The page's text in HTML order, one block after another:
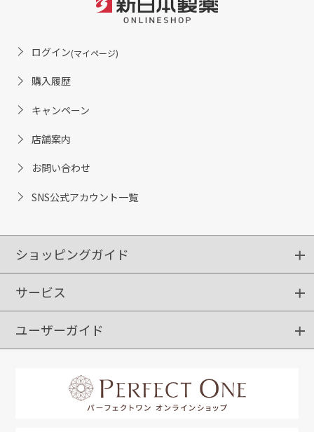
ログイン(マイページ)
購入履歴
キャンペーン
店舗案内
お問い合わせ
SNS公式アカウント一覧
ショッピングガイド
ショッピングガイド
ご注文方法
送料・配送
クーポンご利用方法
サービス
定期購入
ポイントサービス
お知らせメール
ユーザーガイド